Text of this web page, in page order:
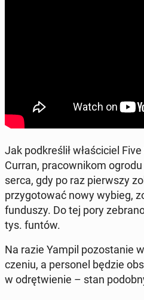
Jak pod­kre­ślił wła­ści­ciel
Curran, pra­cow­ni­kom
serca, gdy po raz pierw­szy
przy­go­to­wać nowy wybieg,
fun­du­szy. Do tej pory
tys. funtów.
Na razie Yampil po­zo­sta­nie
cze­niu, a per­so­nel będzie
w odrę­twie­nie – stan